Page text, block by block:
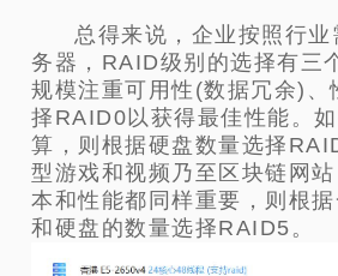
总得来说，企业按照行
务器，RAID级别的选择有三
规模注重可用性(数据冗余)、
择RAID0以获得最佳性能。
算，则根据硬盘数量选择
型游戏和视频乃至区块链网
本和性能都同样重要，则根
和硬盘的数量选择RAID5。